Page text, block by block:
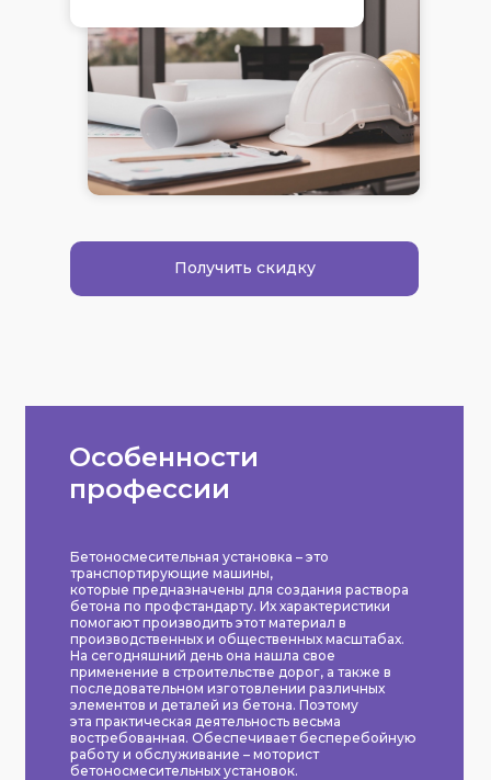
Получить скидку
Особенности
профессии
Бетоносмесительная установка – это
транспортирующие машины,
которые предназначены для создания раствора
бетона по профстандарту. Их характеристики
помогают производить этот материал в
производственных и общественных масштабах.
На сегодняшний день она нашла свое
применение в строительстве дорог, а также в
последовательном изготовлении различных
элементов и деталей из бетона. Поэтому
эта практическая деятельность весьма
востребованная. Обеспечивает бесперебойную
работу и обслуживание – моторист
бетоносмесительных установок.